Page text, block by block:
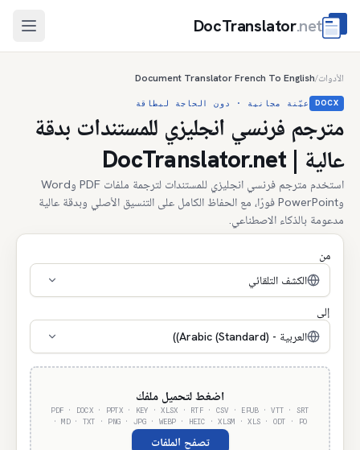
DocTranslator.net فتح
الأدوات/
Document Translator French To English
DOCX عيّنة مجانية · دون الحاجة لبطاقة
مترجم فرنسي انجليزي للمستندات بدقة
عالية | DocTranslator.net
استخدم مترجم فرنسي انجليزي للمستندات لترجمة ملفات PDF وWord
وPowerPoint فورًا، مع الحفاظ الكامل على التنسيق الأصلي وبدقة عالية
مدعومة بالذكاء الاصطناعي.
من
الكشف التلقائي
إلى
العربية - (Arabic (Standard))
اضغط لتحميل ملفك
PDF · DOCX · PPTX · KEY · XLSX · RTF · CSV · EPUB · VTT · SRT
· MD · TXT · PNG · JPG · WEBP · HEIC · XLSM · XLS · ODT · PO
تصفح الملفات